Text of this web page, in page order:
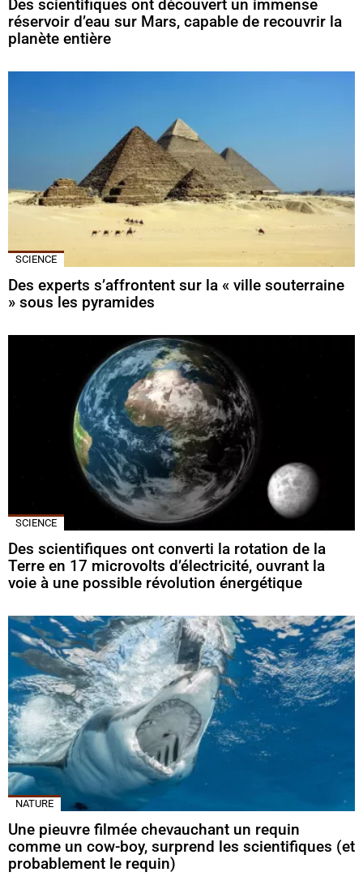
Des scientifiques ont découvert un immense
réservoir d’eau sur Mars, capable de recouvrir la
planète entière
SCIENCE
Des experts s’affrontent sur la « ville souterraine
» sous les pyramides
SCIENCE
Des scientifiques ont converti la rotation de la
Terre en 17 microvolts d’électricité, ouvrant la
voie à une possible révolution énergétique
NATURE
Une pieuvre filmée chevauchant un requin
comme un cow-boy, surprend les scientifiques (et
probablement le requin)